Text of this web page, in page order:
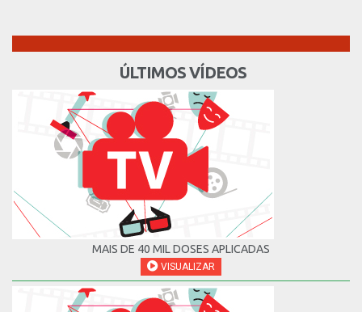
ÚLTIMOS VÍDEOS
MAIS DE 40 MIL DOSES APLICADAS
VISUALIZAR